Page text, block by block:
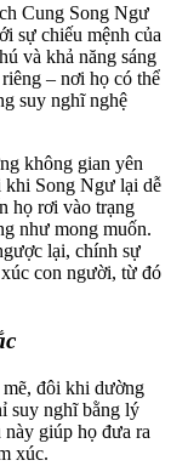
Cung Song Ngư
sự chiếu mệnh của
và khả năng sáng
– nơi họ có thể
suy nghĩ nghệ
không gian yên
khi Song Ngư lại dễ
họ rơi vào trạng
như mong muốn.
lại, chính sự
con người, từ đó
đôi khi dường
suy nghĩ bằng lý
giúp họ đưa ra
xúc.